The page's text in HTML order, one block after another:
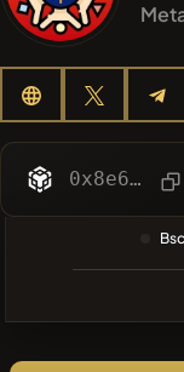
0x8e6cd950ad6ba651f6dd608dc70e5886b1aa6b24